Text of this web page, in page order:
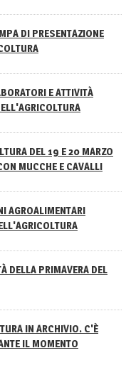
DI PRESENTAZIONE
E ATTIVITÀ
DEL 19 E 20 MARZO
MUCCHE E CAVALLI
AGROALIMENTARI
DELLA PRIMAVERA DEL
IN ARCHIVIO. C'È
IL MOMENTO